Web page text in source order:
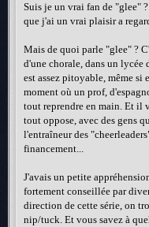
Suis je un vrai fan de "glee"
que j'ai un vrai plaisir a
Mais de quoi parle "glee" ?
d'une chorale, dans un
est assez pitoyable, même si
moment où un prof,
tout reprendre en main. Et il
tout oppose, avec des gens
l'entraîneur des
financement...
J'avais un petite
fortement conseillée par
direction de cette série, on
nip/tuck. Et vous savez à